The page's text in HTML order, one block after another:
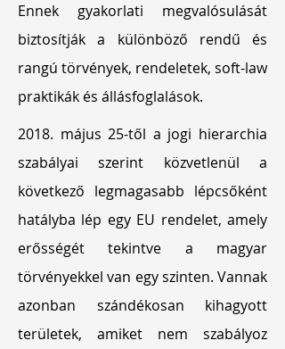
Ennek gyakorlati megvalósulását
biztosítják a különböző rendű és
rangú törvények, rendeletek, soft-law
praktikák és állásfoglalások.
2018. május 25-től a jogi hierarchia
szabályai szerint közvetlenül a
következő legmagasabb lépcsőként
hatályba lép egy EU rendelet, amely
erősségét tekintve a magyar
törvényekkel van egy szinten. Vannak
azonban szándékosan kihagyott
területek, amiket nem szabályoz